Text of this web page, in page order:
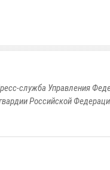
служба Управления
Российской